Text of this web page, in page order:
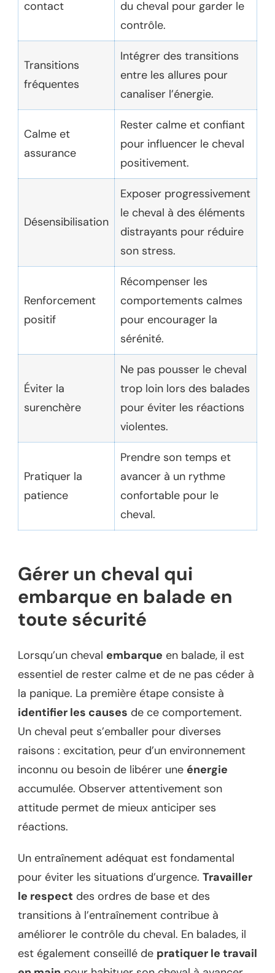
contact
du cheval pour garder le
contrôle.
Transitions
fréquentes
Intégrer des transitions
entre les allures pour
canaliser l’énergie.
Calme et
assurance
Rester calme et confiant
pour influencer le cheval
positivement.
Désensibilisation
Exposer progressivement
le cheval à des éléments
distrayants pour réduire
son stress.
Renforcement
positif
Récompenser les
comportements calmes
pour encourager la
sérénité.
Éviter la
surenchère
Ne pas pousser le cheval
trop loin lors des balades
pour éviter les réactions
violentes.
Pratiquer la
patience
Prendre son temps et
avancer à un rythme
confortable pour le
cheval.
Gérer un cheval qui
embarque en balade en
toute sécurité
Lorsqu’un cheval embarque en balade, il est
essentiel de rester calme et de ne pas céder à
la panique. La première étape consiste à
identifier les causes de ce comportement.
Un cheval peut s’emballer pour diverses
raisons : excitation, peur d’un environnement
inconnu ou besoin de libérer une énergie
accumulée. Observer attentivement son
attitude permet de mieux anticiper ses
réactions.
Un entraînement adéquat est fondamental
pour éviter les situations d’urgence. Travailler
le respect des ordres de base et des
transitions à l’entraînement contribue à
améliorer le contrôle du cheval. En balades, il
est également conseillé de pratiquer le travail